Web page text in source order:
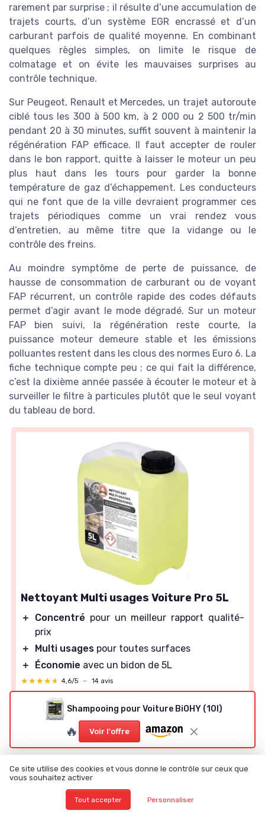
rarement par surprise ; il résulte d’une accumulation de
trajets courts, d’un système EGR encrassé et d’un
carburant parfois de qualité moyenne. En combinant
quelques règles simples, on limite le risque de
colmatage et on évite les mauvaises surprises au
contrôle technique.
Sur Peugeot, Renault et Mercedes, un trajet autoroute
ciblé tous les 300 à 500 km, à 2 000 ou 2 500 tr/min
pendant 20 à 30 minutes, suffit souvent à maintenir la
régénération FAP efficace. Il faut accepter de rouler
dans le bon rapport, quitte à laisser le moteur un peu
plus haut dans les tours pour garder la bonne
température de gaz d’échappement. Les conducteurs
qui ne font que de la ville devraient programmer ces
trajets périodiques comme un vrai rendez vous
d’entretien, au même titre que la vidange ou le
contrôle des freins.
Au moindre symptôme de perte de puissance, de
hausse de consommation de carburant ou de voyant
FAP récurrent, un contrôle rapide des codes défauts
permet d’agir avant le mode dégradé. Sur un moteur
FAP bien suivi, la régénération reste courte, la
puissance moteur demeure stable et les émissions
polluantes restent dans les clous des normes Euro 6. La
fiche technique compte peu ; ce qui fait la différence,
c’est la dixième année passée à écouter le moteur et à
surveiller le filtre à particules plutôt que le seul voyant
du tableau de bord.
Nettoyant Multi usages Voiture Pro 5L
＋ Concentré pour un meilleur rapport qualité-
prix
＋
Multi usages pour toutes surfaces
＋
Économie avec un bidon de 5L
★★★★★
★★★★★ 4,6/5 — 14 avis
Voir l'offre
Chiffres clés sur la régénération
FAP et le colmatage
La durée typique d’une régénération active se
Shampooing pour Voiture BiOHY (10l)
🔥 Voir l'offre
Ce site utilise des cookies et vous donne le contrôle sur ceux que
vous souhaitez activer
Tout accepter Personnaliser